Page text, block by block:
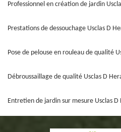
Professionnel en création de jardin
Prestations de dessouchage Usclas D
Pose de pelouse en rouleau de qualité
Débroussaillage de qualité Usclas D
Entretien de jardin sur mesure Usclas